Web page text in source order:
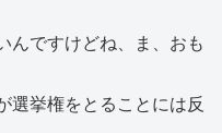
んですけどね、ま、おも
選挙権をとることには反